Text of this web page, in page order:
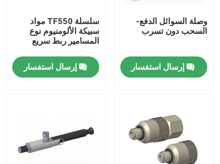
المنتجات
جولة في المصنع
وصلة السوائل الدفع-
السحب دون تسرب
إرسال استفسار
سلسلة TF550 مواد
سبيكة الألومنيوم نوع
المسامير ربط سريع
إرسال استفسار